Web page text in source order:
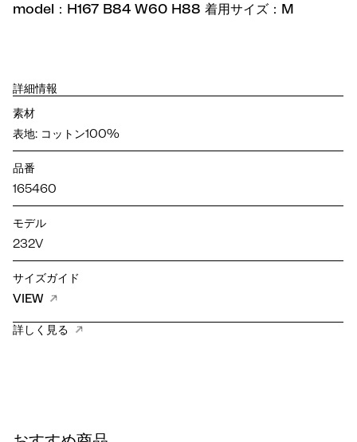
model：H167 B84 W60 H88 着用サイズ：M
詳細情報
素材
表地: コットン100%
品番
165460
モデル
232V
サイズガイド
VIEW
詳しく見る